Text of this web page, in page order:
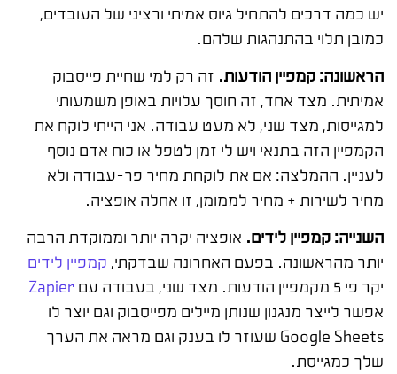
יש כמה דרכים להתחיל גיוס אמיתי ורציני של העובדים,
כמובן תלוי בהתנהגות שלהם.
הראשונה: קמפיין הודעות. זה רק למי שחיית פייסבוק
אמיתית. מצד אחד, זה חוסך עלויות באופן משמעותי
למגייסות, מצד שני, לא מעט עבודה. אני הייתי לוקח את
הקמפיין הזה בתנאי ויש לי זמן לטפל או כוח אדם נוסף
לעניין. ההמלצה: אם את לוקחת מחיר פר-עבודה ולא
מחיר לשירות + מחיר לממומן, זו אחלה אופציה.
השנייה: קמפיין לידים. אופציה יקרה יותר וממוקדת הרבה
יותר מהראשונה. בפעם האחרונה שבדקתי,קמפיין לידים
יקר פי 5 מקמפיין הודעות. מצד שני, בעבודה עם
Zapier
אפשר לייצר מנגנון שנותן מיילים מפייסבוק וגם יוצר לו
Google Sheets שעוזר לו בענק וגם מראה את הערך
שלך כמגייסת.